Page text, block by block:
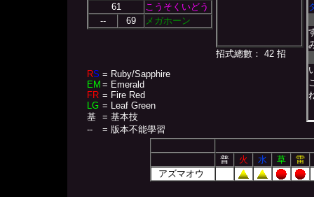
61
こうそくいどう
--
69 メガホーン
RS = Ruby/Sapphire
EM = Emerald
FR = Fire Red
LG = Leaf Green
基
= 基本技
--
= 版本不能學習
招式總數： 42 招
普 火 水 草
雷
アズマオウ